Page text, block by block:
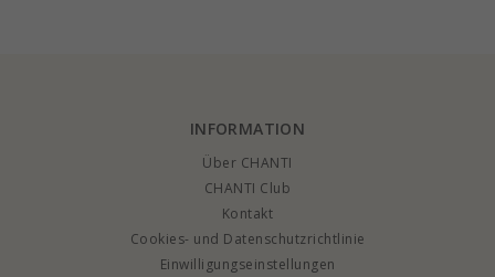
INFORMATION
Über CHANTI
CHANTI Club
Kontakt
Cookies- und Datenschutzrichtlinie
Einwilligungseinstellungen